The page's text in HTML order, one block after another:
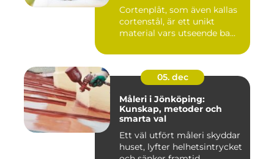
Cortenplåt, som även kallas
cortenstål, är ett unikt
material vars utseende ba...
05. dec
Måleri i Jönköping:
Kunskap, metoder och
smarta val
Ett väl utfört måleri skyddar
huset, lyfter helhetsintrycket